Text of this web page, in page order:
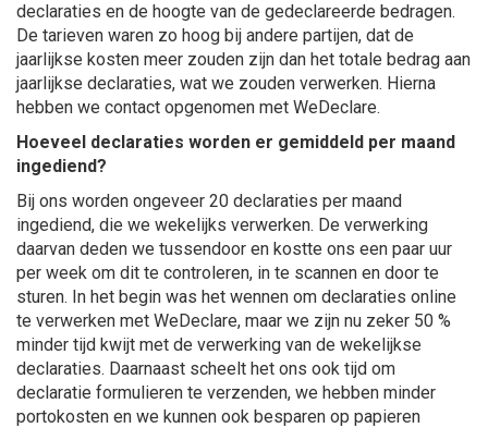
declaraties en de hoogte van de gedeclareerde bedragen.
De tarieven waren zo hoog bij andere partijen, dat de
jaarlijkse kosten meer zouden zijn dan het totale bedrag aan
jaarlijkse declaraties, wat we zouden verwerken. Hierna
hebben we contact opgenomen met WeDeclare.
Hoeveel declaraties worden er gemiddeld per maand
ingediend?
Bij ons worden ongeveer 20 declaraties per maand
ingediend, die we wekelijks verwerken. De verwerking
daarvan deden we tussendoor en kostte ons een paar uur
per week om dit te controleren, in te scannen en door te
sturen. In het begin was het wennen om declaraties online
te verwerken met WeDeclare, maar we zijn nu zeker 50 %
minder tijd kwijt met de verwerking van de wekelijkse
declaraties. Daarnaast scheelt het ons ook tijd om
declaratie formulieren te verzenden, we hebben minder
portokosten en we kunnen ook besparen op papieren